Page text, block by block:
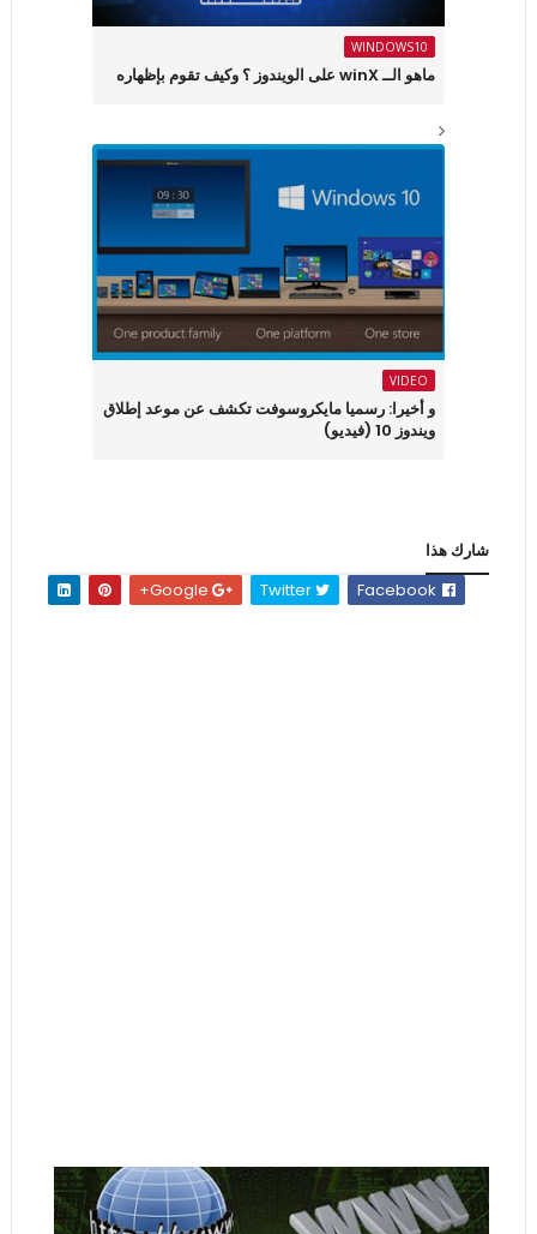
WINDOWS10
ماهو الــ winX على الويندوز ؟ وكيف تقوم بإظهاره
VIDEO
و أخيرا: رسميا مايكروسوفت تكشف عن موعد إطلاق
ويندوز 10 (فيديو)
شارك هذا
Twitter